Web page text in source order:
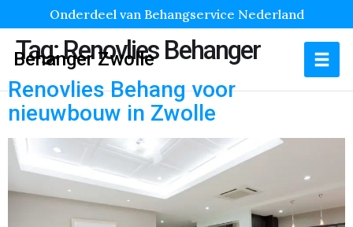
Onderdeel van Behangservice Nederland
Behanger Zwolle
Tag:Renovlies Behanger
Renovlies Behang voor
nieuwbouw in Zwolle